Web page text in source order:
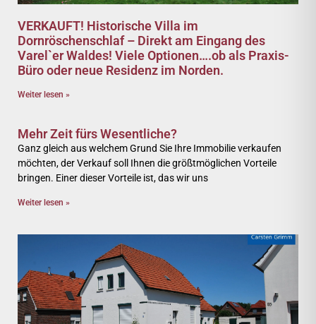
VERKAUFT! Historische Villa im
Dornröschenschlaf – Direkt am Eingang des
Varel`er Waldes! Viele Optionen….ob als Praxis-
Büro oder neue Residenz im Norden.
Weiter lesen »
Mehr Zeit fürs Wesentliche?
Ganz gleich aus welchem Grund Sie Ihre Immobilie verkaufen
möchten, der Verkauf soll Ihnen die größtmöglichen Vorteile
bringen. Einer dieser Vorteile ist, das wir uns
Weiter lesen »